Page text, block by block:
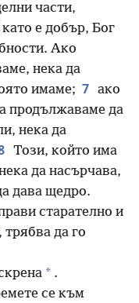
части,
е добър, Бог
Ако
нека да
имаме; 7 ако
продължаваме да
нека да
Този, който има
да насърчава,
дава щедро.
старателно и
, трябва да го
* .
се към